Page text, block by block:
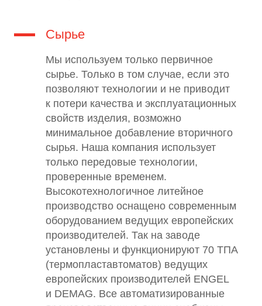
Сырье
Мы используем только первичное
сырье. Только в том случае, если это
позволяют технологии и не приводит
к потери качества и эксплуатационных
свойств изделия, возможно
минимальное добавление вторичного
сырья. Наша компания использует
только передовые технологии,
проверенные временем.
Высокотехнологичное литейное
производство оснащено современным
оборудованием ведущих европейских
производителей. Так на заводе
установлены и функционируют 70 ТПА
(термопластавтоматов) ведущих
европейских производителей ENGEL
и DEMAG. Все автоматизированные